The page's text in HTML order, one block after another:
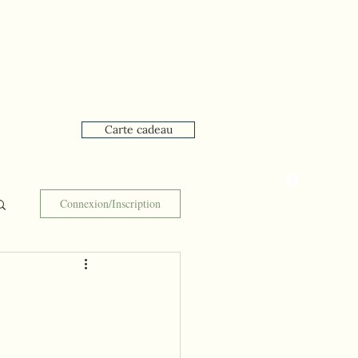
Carte cadeau
Connexion/Inscription